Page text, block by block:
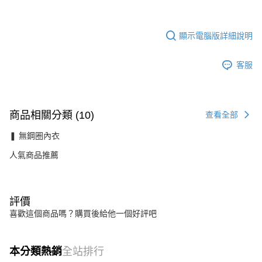
顯示電腦版詳細說明
客服
商品相關分類 (10) 查看全部
❚ 無鋼圈內衣
人氣商品推薦
評價
喜歡這個商品嗎？購買後給他一個好評吧
本分類熱銷全站排行